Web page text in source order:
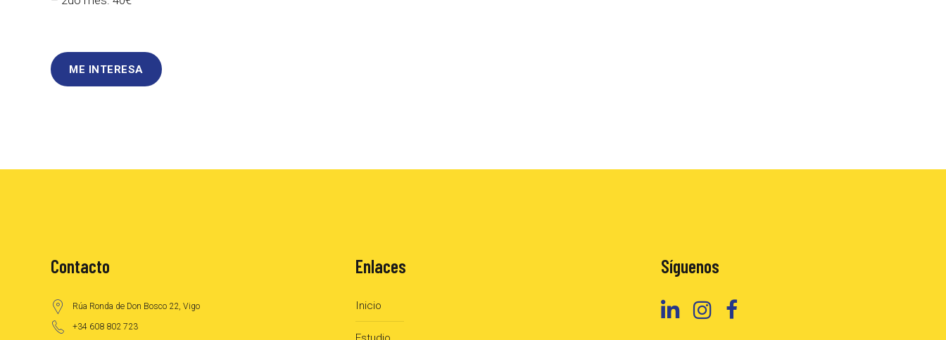
ME INTERESA
Contacto
Rúa Ronda de Don Bosco 22, Vigo
+34 608 802 723
Enlaces
Inicio
Síguenos